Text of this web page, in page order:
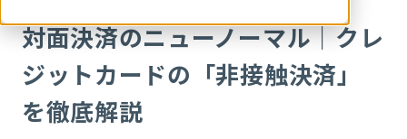
対面決済のニューノーマル｜クレ
ジットカードの「非接触決済」
を徹底解説